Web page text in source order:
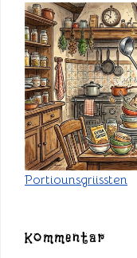
Portiounsgriissten
Kommentar